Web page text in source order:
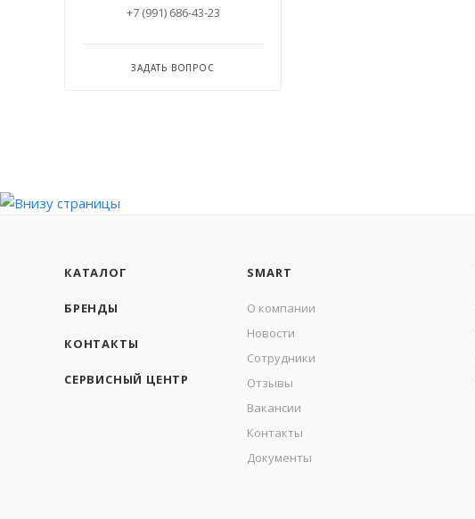
+7 (991) 686-43-23
ЗАДАТЬ ВОПРОС
КАТАЛОГ
БРЕНДЫ
КОНТАКТЫ
СЕРВИСНЫЙ ЦЕНТР
SMART
О компании
Новости
Сотрудники
Отзывы
Вакансии
Контакты
Документы